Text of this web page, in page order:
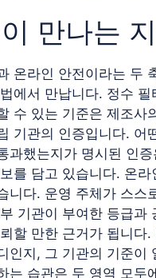
만나는
온라인 안전이라는 두
에서 만납니다. 정수 필
수 있는 기준은 제조사
기관의 인증입니다. 어
과했는지가 명시된 인
를 담고 있습니다. 온라
니다. 운영 주체가 스스
기관이 부여한 등급과
할 만한 근거가 됩니다.
인지, 그 기관의 기준이
는 습관은 두 영역 모두